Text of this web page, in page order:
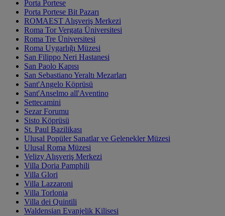
Porta Portese
Porta Portese Bit Pazarı
ROMAEST Alışveriş Merkezi
Roma Tor Vergata Üniversitesi
Roma Tre Üniversitesi
Roma Uygarlığı Müzesi
San Filippo Neri Hastanesi
San Paolo Kapısı
San Sebastiano Yeraltı Mezarları
Sant'Angelo Köprüsü
Sant'Anselmo all'Aventino
Settecamini
Sezar Forumu
Sisto Köprüsü
St. Paul Bazilikası
Ulusal Popüler Sanatlar ve Gelenekler Müzesi
Ulusal Roma Müzesi
Velizy Alışveriş Merkezi
Villa Doria Pamphili
Villa Glori
Villa Lazzaroni
Villa Torlonia
Villa dei Quintili
Waldensian Evanjelik Kilisesi